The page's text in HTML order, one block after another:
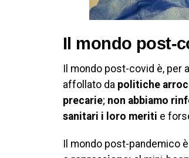
Il mondo post-
Il mondo post-covid è, per
affollato da politiche
precarie; non abbiamo
sanitari i loro meriti e
Il mondo post-pandemico